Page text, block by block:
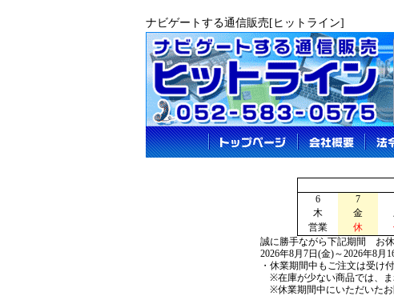
ナビゲートする通信販売[ヒットライン]
6
7
木
金
営業
休
誠に勝手ながら下記期間 お休
2026年8月7日(金)～2026年8月
・休業期間中もご注文は受け
※在庫が少ない商品では、ま
※休業期間中にいただいたお